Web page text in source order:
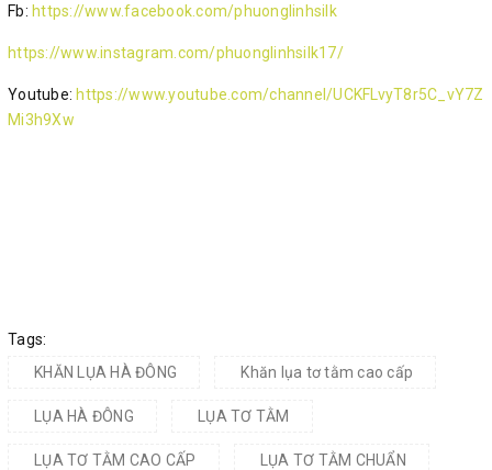
Fb: https://www.facebook.com/phuonglinhsilk
https://www.instagram.com/phuonglinhsilk17/
Youtube: https://www.youtube.com/channel/UCKFLvyT8r5C_vY7Z
Mi3h9Xw
Tags:
KHĂN LỤA HÀ ĐÔNG
Khăn lụa tơ tằm cao cấp
LỤA HÀ ĐÔNG LỤA TƠ TẰM
LỤA TƠ TẰM CAO CẤP LỤA TƠ TẰM CHUẨN